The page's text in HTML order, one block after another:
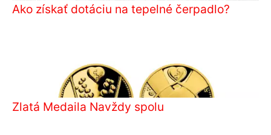
Ako získať dotáciu na tepelné čerpadlo?
Zlatá Medaila Navždy spolu